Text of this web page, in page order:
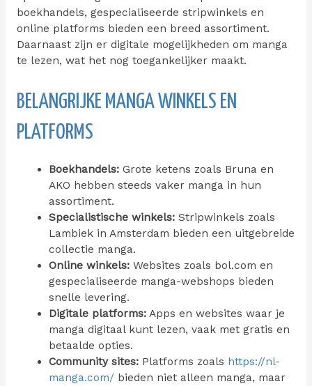
boekhandels, gespecialiseerde stripwinkels en
online platforms bieden een breed assortiment.
Daarnaast zijn er digitale mogelijkheden om manga
te lezen, wat het nog toegankelijker maakt.
BELANGRIJKE MANGA WINKELS EN
PLATFORMS
Boekhandels: Grote ketens zoals Bruna en
AKO hebben steeds vaker manga in hun
assortiment.
Specialistische winkels: Stripwinkels zoals
Lambiek in Amsterdam bieden een uitgebreide
collectie manga.
Online winkels: Websites zoals bol.com en
gespecialiseerde manga-webshops bieden
snelle levering.
Digitale platforms: Apps en websites waar je
manga digitaal kunt lezen, vaak met gratis en
betaalde opties.
Community sites: Platforms zoals https://nl-
manga.com/ bieden niet alleen manga, maar